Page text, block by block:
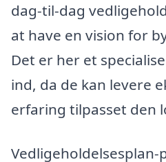
dag-til-dag
at have en vision for
Det er her et
ind, da de kan levere
erfaring tilpasset den